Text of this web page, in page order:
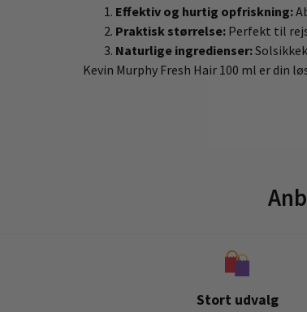
Effektiv og hurtig opfriskning:
Praktisk størrelse: Perfekt til
Naturlige ingredienser:
Kevin Murphy Fresh Hair 100 ml er din
Stort udvalg